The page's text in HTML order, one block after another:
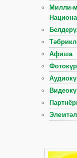
Милли-
Афиша